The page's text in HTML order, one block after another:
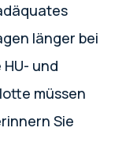
länger bei
und
müssen
Sie